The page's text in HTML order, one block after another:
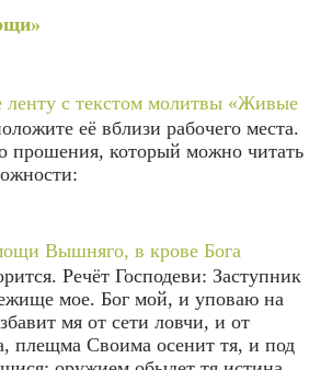
ленту с текстом молитвы «Живые
её вблизи рабочего места.
прошения, который можно читать
Вышняго, в крове Бога
Речёт Господеви: Заступник
мое. Бог мой, и уповаю на
мя от сети ловчи, и от
плещма Своима осенит тя, и под